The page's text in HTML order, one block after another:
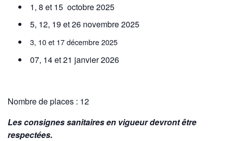
1, 8 et 15 octobre 2025
5, 12, 19 et 26 novembre 2025
3, 10 et 17 décembre 2025
07, 14 et 21 janvier 2026
Nombre de places : 12
Les consignes sanitaires en vigueur devront être
respectées.